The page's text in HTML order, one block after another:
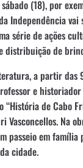
(18), por
Independência vai
série de ações
distribuição de
a partir das
e
“História de Cabo
Vasconcellos. Na
passeio em
cidade.